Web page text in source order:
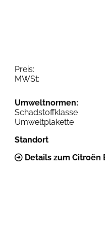
Preis:
MWSt:
Umweltnormen:
Schadstoffklasse
Umweltplakette
Standort
Details zum Citroën